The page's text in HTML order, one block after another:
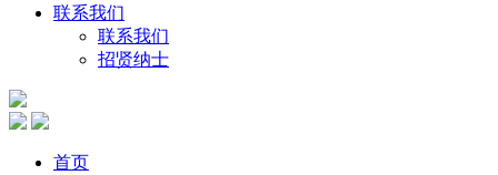
联系我们
联系我们
招贤纳士
首页